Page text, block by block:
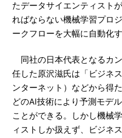
たデータサイエンティスト
ればならない機械学習プロ
ークフローを大幅に自動化
同社の日本代表となるカ
任した原沢滋氏は「ビジネ
ンターネット）などから得
どのAI技術により予測モデ
ことができる。しかし機械
ィストしか扱えず、ビジネ